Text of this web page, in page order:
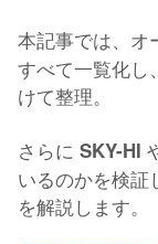
本記事では、オ
すべて一覧化し
けて整理。
さらに SKY-HI
いるのかを検証
を解説します。